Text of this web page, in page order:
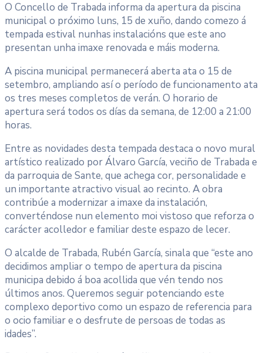
O Concello de Trabada informa da apertura da piscina
municipal o próximo luns, 15 de xuño, dando comezo á
tempada estival nunhas instalacións que este ano
presentan unha imaxe renovada e máis moderna.
A piscina municipal permanecerá aberta ata o 15 de
setembro, ampliando así o período de funcionamento ata
os tres meses completos de verán. O horario de
apertura será todos os días da semana, de 12:00 a 21:00
horas.
Entre as novidades desta tempada destaca o novo mural
artístico realizado por Álvaro García, veciño de Trabada e
da parroquia de Sante, que achega cor, personalidade e
un importante atractivo visual ao recinto. A obra
contribúe a modernizar a imaxe da instalación,
converténdose nun elemento moi vistoso que reforza o
carácter acolledor e familiar deste espazo de lecer.
O alcalde de Trabada, Rubén García, sinala que “este ano
decidimos ampliar o tempo de apertura da piscina
municipa debido á boa acollida que vén tendo nos
últimos anos. Queremos seguir potenciando este
complexo deportivo como un espazo de referencia para
o ocio familiar e o desfrute de persoas de todas as
idades”.